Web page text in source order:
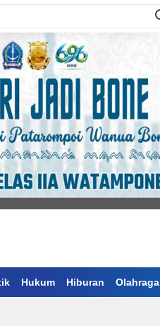
Hukum Hiburan Olahraga